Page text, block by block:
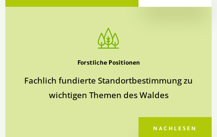
ForstlichePositionen
Fachlich fundierte Standortbestimmung zu
wichtigen Themen des Waldes
NACHLESEN